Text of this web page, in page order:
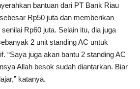
bantuan dari PT Bank Riau
Rp50 juta dan memberikan
Rp60 juta. Selain itu, dia juga
2 unit standing AC untuk
“Saya juga akan bantu 2 standing AC
Allah besok sudah diantarkan. Biar
katanya.